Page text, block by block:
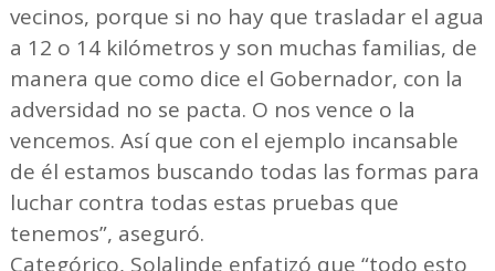
vecinos, porque si no hay que trasladar el agua
a 12 o 14 kilómetros y son muchas familias, de
manera que como dice el Gobernador, con la
adversidad no se pacta. O nos vence o la
vencemos. Así que con el ejemplo incansable
de él estamos buscando todas las formas para
luchar contra todas estas pruebas que
tenemos”, aseguró.
Categórico, Solalinde enfatizó que “todo esto